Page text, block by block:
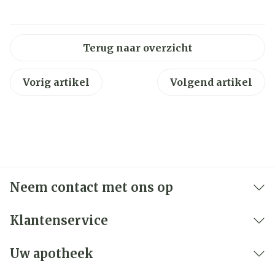
Terug naar overzicht
Vorig artikel Volgend artikel
Neem contact met ons op
Klantenservice
Uw apotheek